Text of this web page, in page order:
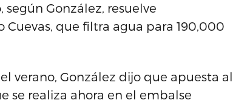
González, resuelve
que filtra agua para 190,000
verano, González dijo que apuesta al
se realiza ahora en el embalse